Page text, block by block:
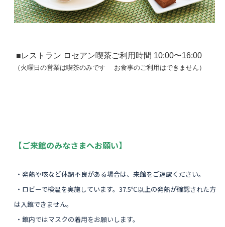
■レストラン ロセアン喫茶ご利用時間 10:00〜16:00
（火曜日の営業は喫茶のみです お食事のご利用はできません）
【ご来館のみなさまへお願い】
・発熱や咳など体調不良がある場合は、来館をご遠慮ください。
・ロビーで検温を実施しています。37.5℃以上の発熱が確認された方
は入館できません。
・館内ではマスクの着用をお願いします。